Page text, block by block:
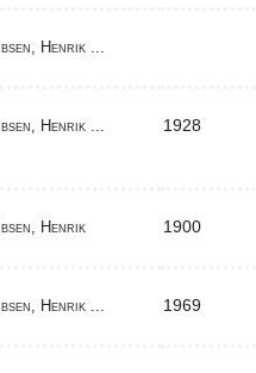
Ibsen, Henrik ...
Ibsen, Henrik ... 1928
Ibsen, Henrik 1900
Ibsen, Henrik ... 1969